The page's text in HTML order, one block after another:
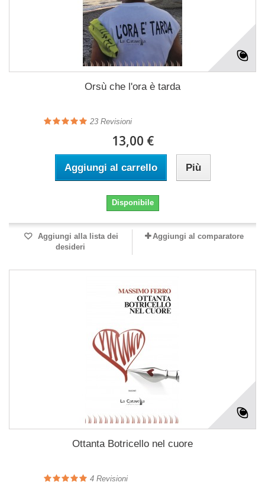
Orsù che l'ora è tarda
23 Revisioni
13,00 €
Aggiungi al carrello Più
Disponibile
Aggiungi alla lista dei
desideri
Aggiungi al comparatore
Ottanta Botricello nel cuore
4 Revisioni